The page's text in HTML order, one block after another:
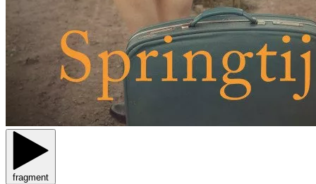
fragment